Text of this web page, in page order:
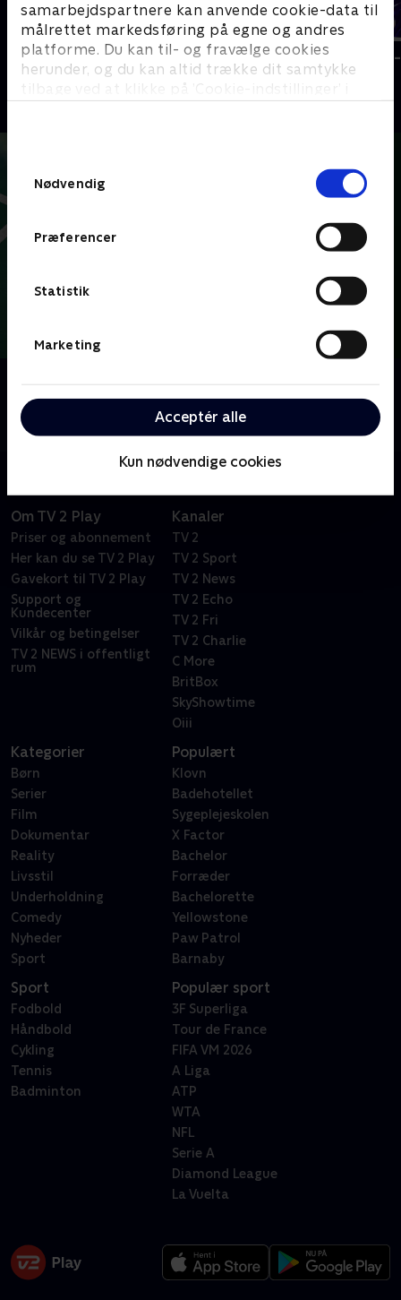
samarbejdspartnere kan anvende cookie-data til
målrettet markedsføring på egne og andres
platforme. Du kan til- og fravælge cookies
herunder, og du kan altid trække dit samtykke
tilbage ved at klikke på ’Cookie-indstillinger’ i
Nødvendig
Præferencer
Statistik
Marketing
Acceptér alle
Kun nødvendige cookies
VM i badminton
Badminton
Badminton
Badminton
Her kan du se eller gense udvalgte kampe fra TV 2
Sport og TV 2 Play.
Om TV 2 Play
Priser og abonnement
Her kan du se TV 2 Play
Gavekort til TV 2 Play
Support og
Kundecenter
Vilkår og betingelser
TV 2 NEWS i offentligt
rum
Kanaler
TV 2
TV 2 Sport
TV 2 News
TV 2 Echo
TV 2 Fri
TV 2 Charlie
C More
BritBox
SkyShowtime
Oiii
Kategorier
Børn
Serier
Film
Dokumentar
Reality
Livsstil
Underholdning
Comedy
Nyheder
Sport
Populært
Klovn
Badehotellet
Sygeplejeskolen
X Factor
Bachelor
Forræder
Bachelorette
Yellowstone
Paw Patrol
Barnaby
Sport
Fodbold
Håndbold
Cykling
Tennis
Badminton
Populær sport
3F Superliga
Tour de France
FIFA VM 2026
A Liga
ATP
WTA
NFL
Serie A
Diamond League
La Vuelta